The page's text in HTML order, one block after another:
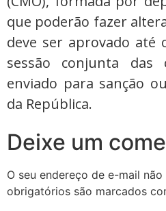
que poderão fazer
deve ser aprovado até
sessão conjunta das
enviado para sanção
da República.
Deixe um
O seu endereço de e-mail
obrigatórios são marcados